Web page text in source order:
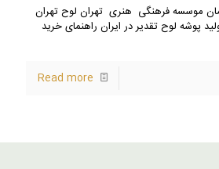
موسسه فرهنگی هنری تهران لوح تهران
پوشه لوح تقدیر در ایران راهنمای خرید
Read more